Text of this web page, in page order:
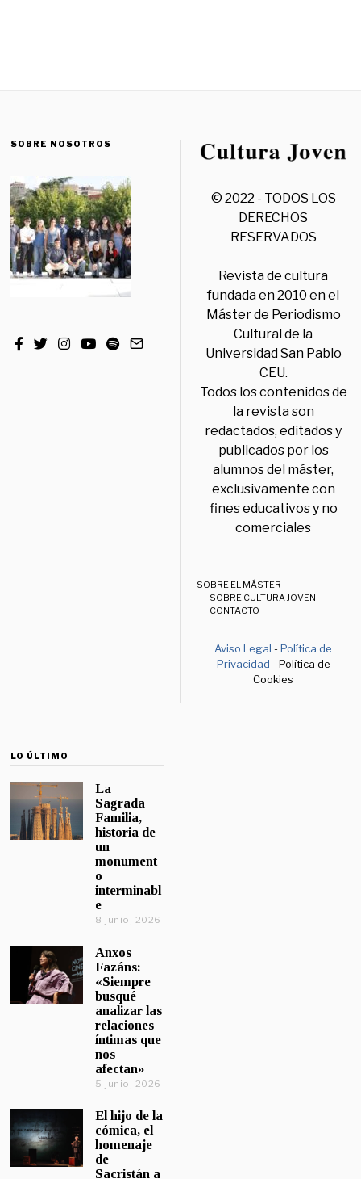
SOBRE NOSOTROS
© 2022 - TODOS LOS
DERECHOS
RESERVADOS
Revista de cultura
fundada en 2010 en el
Máster de Periodismo
Cultural de la
Universidad San Pablo
CEU.
Todos los contenidos de
la revista son
redactados, editados y
publicados por los
alumnos del máster,
exclusivamente con
fines educativos y no
comerciales
SOBRE EL MÁSTER
SOBRE CULTURA JOVEN
CONTACTO
Aviso Legal -Política de
Privacidad - Política de
Cookies
LO ÚLTIMO
La
Sagrada
Familia,
historia de
un
monument
o
interminabl
e
8 junio, 2026
Anxos
Fazáns:
«Siempre
busqué
analizar las
relaciones
íntimas que
nos
afectan»
5 junio, 2026
El hijo de la
cómica, el
homenaje
de
Sacristán a